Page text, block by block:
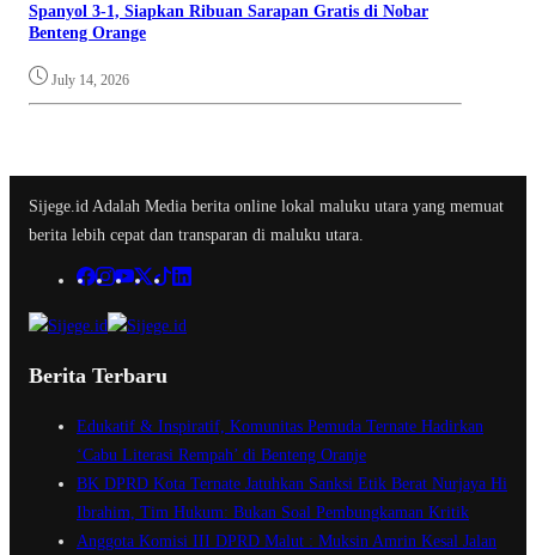
Spanyol 3-1, Siapkan Ribuan Sarapan Gratis di Nobar
Benteng Orange
July 14, 2026
Sijege.id Adalah Media berita online lokal maluku utara yang memuat
berita lebih cepat dan transparan di maluku utara.
Berita Terbaru
Edukatif & Inspiratif, Komunitas Pemuda Ternate Hadirkan
‘Cabu Literasi Rempah’ di Benteng Oranje
BK DPRD Kota Ternate Jatuhkan Sanksi Etik Berat Nurjaya Hi
Ibrahim, Tim Hukum: Bukan Soal Pembungkaman Kritik
Anggota Komisi III DPRD Malut : Muksin Amrin Kesal Jalan